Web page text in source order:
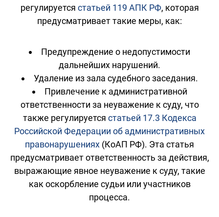
регулируется статьей 119 АПК РФ, которая
предусматривает такие меры, как:
Предупреждение о недопустимости
дальнейших нарушений.
Удаление из зала судебного заседания.
Привлечение к административной
ответственности за неуважение к суду, что
также регулируется статьей 17.3 Кодекса
Российской Федерации об административных
правонарушениях (КоАП РФ). Эта статья
предусматривает ответственность за действия,
выражающие явное неуважение к суду, такие
как оскорбление судьи или участников
процесса.